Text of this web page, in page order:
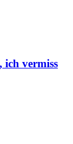
ich vermiss